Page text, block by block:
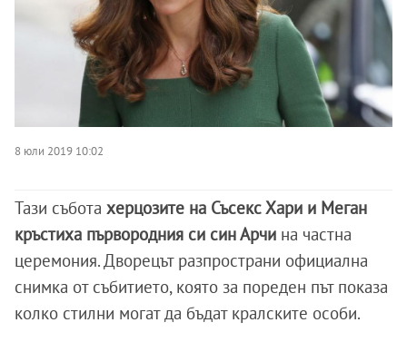
8 юли 2019 10:02
Тази събота херцозите на Съсекс Хари и Меган
кръстиха първородния си син Арчи на частна
церемония. Дворецът разпространи официална
снимка от събитието, която за пореден път показа
колко стилни могат да бъдат кралските особи.